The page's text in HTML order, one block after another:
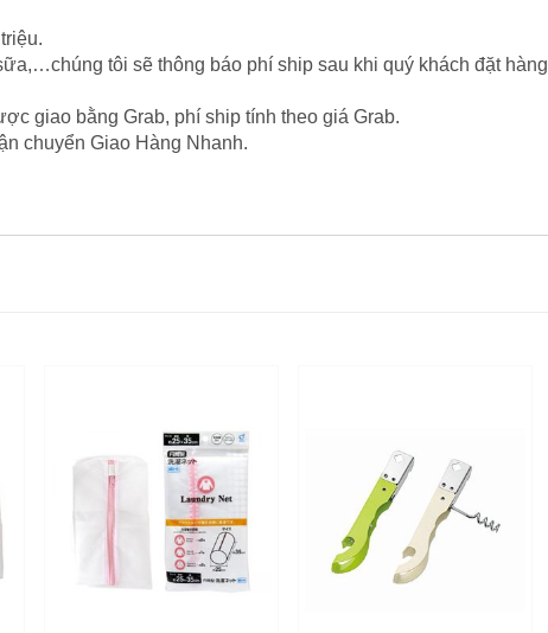
tôi sẽ thông báo phí ship sau khi quý khách đặt hàng
giao bằng Grab, phí ship tính theo giá Grab.
chuyển Giao Hàng Nhanh.